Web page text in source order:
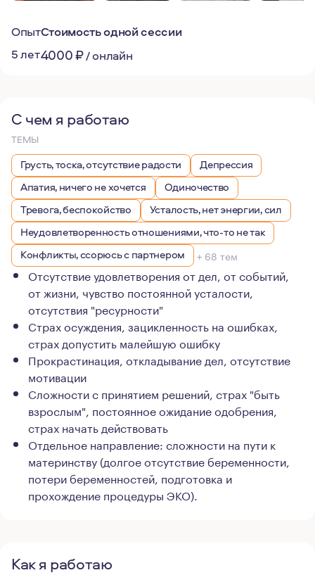
Опыт
5 лет
Стоимость одной сессии
4000₽/онлайн
С чем я работаю
ТЕМЫ
Грусть, тоска, отсутствие радости
Депрессия
Апатия, ничего не хочется
Одиночество
Тревога, беспокойство
Усталость, нет энергии, сил
Неудовлетворенность отношениями, что-то не так
Конфликты, ссорюсь с партнером
+ 68 тем
Отсутствие удовлетворения от дел, от событий,
от жизни, чувство постоянной усталости,
отсутствия "ресурности"
Страх осуждения, зацикленность на ошибках,
страх допустить малейшую ошибку
Прокрастинация, откладывание дел, отсутствие
мотивации
Сложности с принятием решений, страх "быть
взрослым", постоянное ожидание одобрения,
страх начать действовать
Отдельное направление: сложности на пути к
материнству (долгое отсутствие беременности,
потери беременностей, подготовка и
прохождение процедуры ЭКО).
Как я работаю